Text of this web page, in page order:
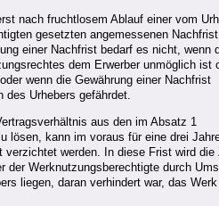
nach fruchtlosem Ablauf einer vom
gesetzten angemessenen Nachfrist
einer Nachfrist bedarf es nicht, wenn
dem Erwerber unmöglich ist
wenn die Gewährung einer Nachfrist
des Urhebers gefährdet.
aus den im Absatz 1
lösen, kann im voraus für eine drei
verzichtet werden. In diese Frist wird die
der Werknutzungsberechtigte durch
liegen, daran verhindert war, das